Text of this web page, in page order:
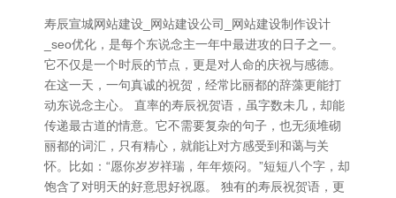
寿辰宣城网站建设_网站建设公司_网站建设制作设计
_seo优化，是每个东说念主一年中最进攻的日子之一。
它不仅是一个时辰的节点，更是对人命的庆祝与感德。
在这一天，一句真诚的祝贺，经常比丽都的辞藻更能打
动东说念主心。 直率的寿辰祝贺语，虽字数未几，却能
传递最古道的情意。它不需要复杂的句子，也无须堆砌
丽都的词汇，只有精心，就能让对方感受到和蔼与关
怀。比如：“愿你岁岁祥瑞，年年烦闷。”短短八个字，却
饱含了对明天的好意思好祝愿。 独有的寿辰祝贺语，更